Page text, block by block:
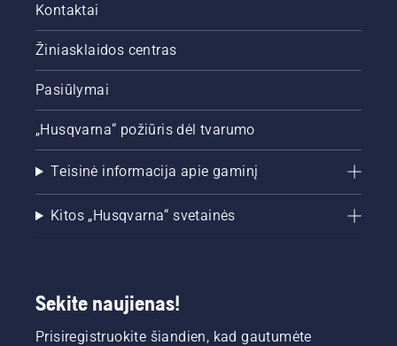
Kontaktai
Žiniasklaidos centras
Pasiūlymai
„Husqvarna“ požiūris dėl tvarumo
Teisinė informacija apie gaminį
Kitos „Husqvarna“ svetainės
Sekite naujienas!
Prisiregistruokite šiandien, kad gautumėte